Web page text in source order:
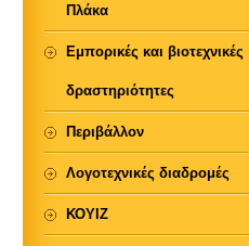
Πλάκα
Εμπορικές και βιοτεχνικές
δραστηριότητες
Περιβάλλον
Λογοτεχνικές διαδρομές
ΚΟΥΙΖ